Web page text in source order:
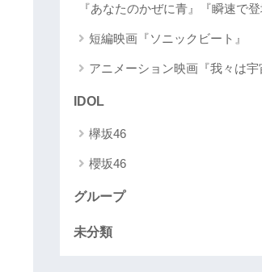
『あなたのかぜに青』『瞬速で登
短編映画『ソニックビート』
アニメーション映画『我々は宇
IDOL
欅坂46
櫻坂46
グループ
未分類